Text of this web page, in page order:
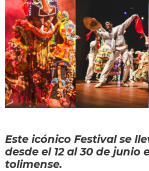
Este icónico Festival se
desde el 12 al 30 de junio
tolimense.